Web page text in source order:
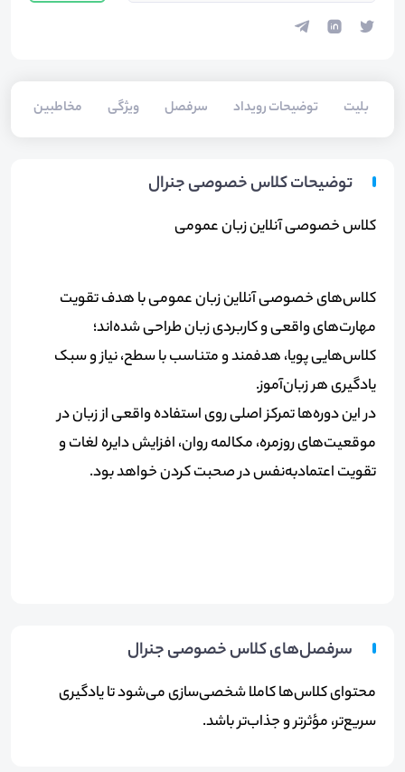
بلیت‌ توضیحات رویداد سرفصل ویژگی مخاطبین
توضیحات کلاس خصوصی جنرال
کلاس خصوصی آنلاین زبان عمومی
کلاس‌های خصوصی آنلاین زبان عمومی با هدف تقویت
مهارت‌های واقعی و کاربردی زبان طراحی شده‌اند؛
کلاس‌هایی پویا، هدفمند و متناسب با سطح، نیاز و سبک
یادگیری هر زبان‌آموز.
در این دوره‌ها تمرکز اصلی روی استفاده واقعی از زبان در
موقعیت‌های روزمره، مکالمه روان، افزایش دایره لغات و
تقویت اعتمادبه‌نفس در صحبت کردن خواهد بود.
سرفصل‌های کلاس خصوصی جنرال
محتوای کلاس‌ها کاملا شخصی‌سازی می‌شود تا یادگیری
سریع‌تر، مؤثرتر و جذاب‌تر باشد.